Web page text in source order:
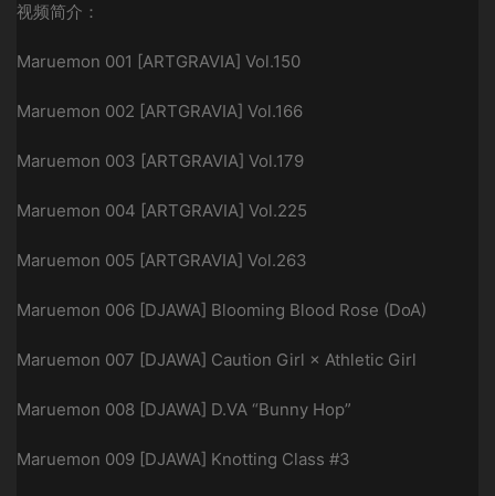
视频简介：
Maruemon 001 [ARTGRAVIA] Vol.150
Maruemon 002 [ARTGRAVIA] Vol.166
Maruemon 003 [ARTGRAVIA] Vol.179
Maruemon 004 [ARTGRAVIA] Vol.225
Maruemon 005 [ARTGRAVIA] Vol.263
Maruemon 006 [DJAWA] Blooming Blood Rose (DoA)
Maruemon 007 [DJAWA] Caution Girl × Athletic Girl
Maruemon 008 [DJAWA] D.VA “Bunny Hop”
Maruemon 009 [DJAWA] Knotting Class #3